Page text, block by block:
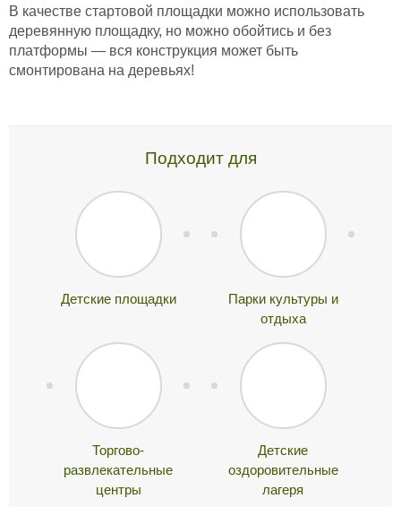
В качестве стартовой площадки можно использовать
деревянную площадку, но можно обойтись и без
платформы — вся конструкция может быть
смонтирована на деревьях!
Подходит для
Детские площадки
Парки культуры и
отдыха
Торгово-
развлекательные
центры
Детские
оздоровительные
лагеря